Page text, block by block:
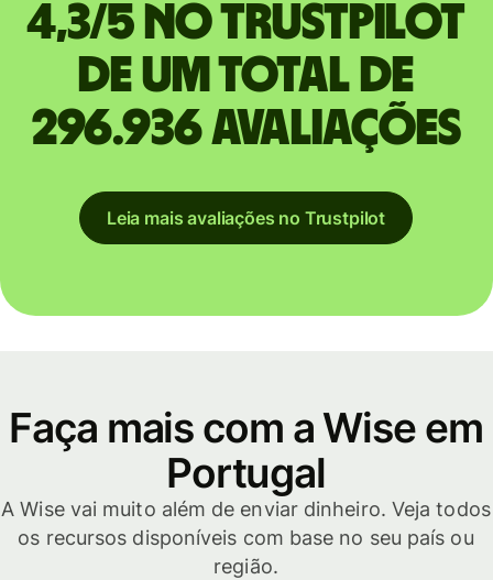
4,3/5 no Trustpilot
de um total de
296.936 avaliações
Leia mais avaliações no Trustpilot
Faça mais com a Wise em
Portugal
A Wise vai muito além de enviar dinheiro. Veja todos
os recursos disponíveis com base no seu país ou
região.